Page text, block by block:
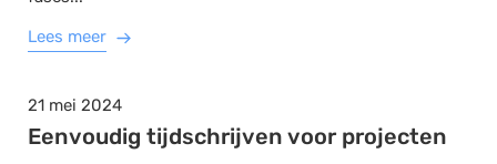
Lees meer
21 mei 2024
Eenvoudig tijdschrijven voor projecten